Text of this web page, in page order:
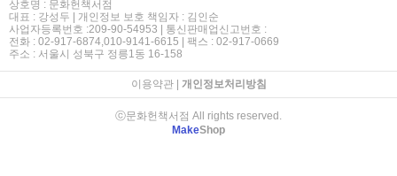
상호명 : 문화헌책서점
대표 : 강성두 | 개인정보 보호 책임자 : 김인순
사업자등록번호 :209-90-54953 | 통신판매업신고번호 :
전화 : 02-917-6874,010-9141-6615 | 팩스 : 02-917-0669
주소 : 서울시 성북구 정릉1동 16-158
이용약관| 개인정보처리방침
ⓒ문화헌책서점 All rights reserved.
MakeShop